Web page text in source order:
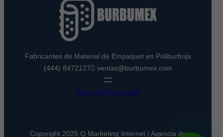
Fabricantes de Material de Empaquet en Poliburbuja
(444) 8472127
ventas@burbumex.com
Aviso de Privacidad
Copyright 2025 Q Marketing Internet | Agencia de